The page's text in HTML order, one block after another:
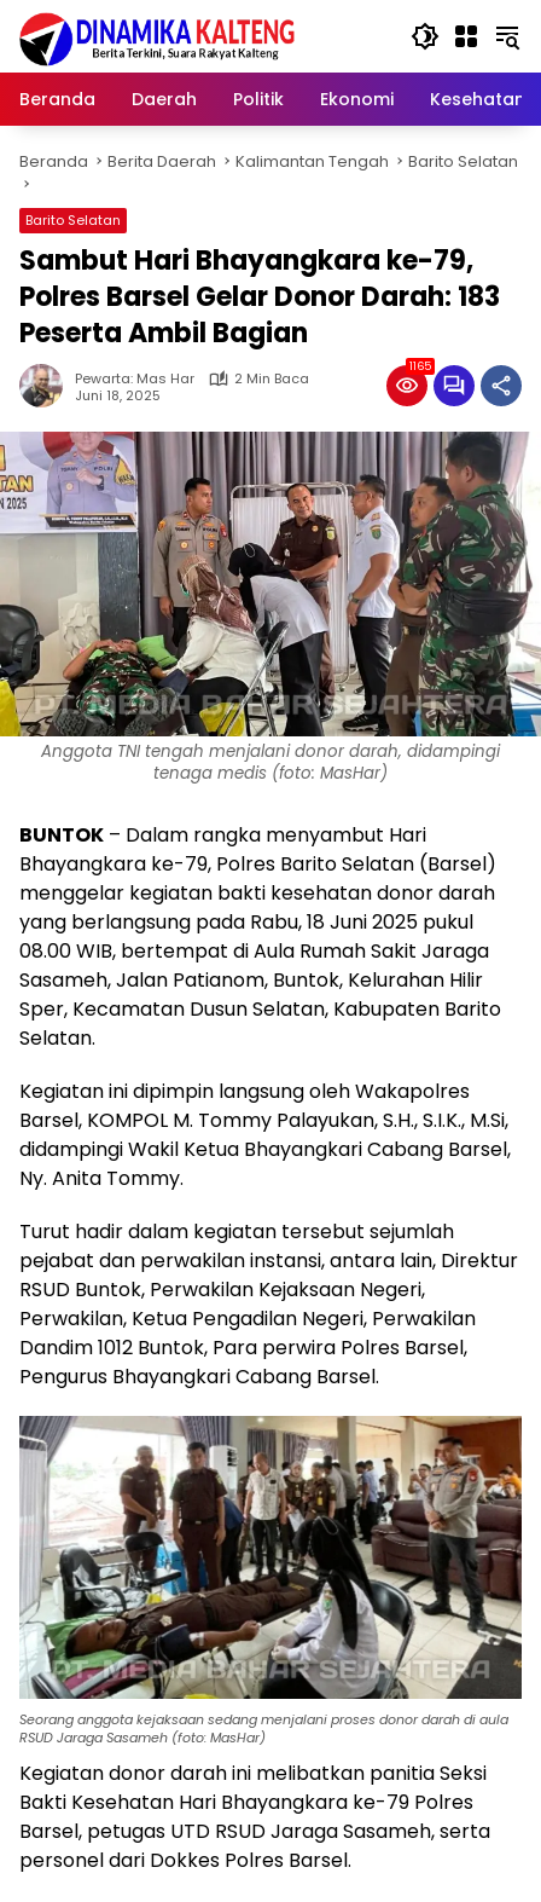
Langsung
konten
Beranda
Daerah Politik Ekonomi Kesehatan
Beranda Berita Daerah Kalimantan Tengah Barito Selatan
Barito Selatan
Sambut Hari Bhayangkara ke-79,
Polres Barsel Gelar Donor Darah: 183
Peserta Ambil Bagian
Pewarta: Mas Har
2 Min Baca
Juni 18, 2025
1165
Anggota TNI tengah menjalani donor darah, didampingi
tenaga medis (foto: MasHar)
BUNTOK – Dalam rangka menyambut Hari
Bhayangkara ke-79, Polres Barito Selatan (Barsel)
menggelar kegiatan bakti kesehatan donor darah
yang berlangsung pada Rabu, 18 Juni 2025 pukul
08.00 WIB, bertempat di Aula Rumah Sakit Jaraga
Sasameh, Jalan Patianom, Buntok, Kelurahan Hilir
Sper, Kecamatan Dusun Selatan, Kabupaten Barito
Selatan.
Kegiatan ini dipimpin langsung oleh Wakapolres
Barsel, KOMPOL M. Tommy Palayukan, S.H., S.I.K., M.Si,
didampingi Wakil Ketua Bhayangkari Cabang Barsel,
Ny. Anita Tommy.
Turut hadir dalam kegiatan tersebut sejumlah
pejabat dan perwakilan instansi, antara lain, Direktur
RSUD Buntok, Perwakilan Kejaksaan Negeri,
Perwakilan, Ketua Pengadilan Negeri, Perwakilan
Dandim 1012 Buntok, Para perwira Polres Barsel,
Pengurus Bhayangkari Cabang Barsel.
Seorang anggota kejaksaan sedang menjalani proses donor darah di aula
RSUD Jaraga Sasameh (foto: MasHar)
Kegiatan donor darah ini melibatkan panitia Seksi
Bakti Kesehatan Hari Bhayangkara ke-79 Polres
Barsel, petugas UTD RSUD Jaraga Sasameh, serta
personel dari Dokkes Polres Barsel.